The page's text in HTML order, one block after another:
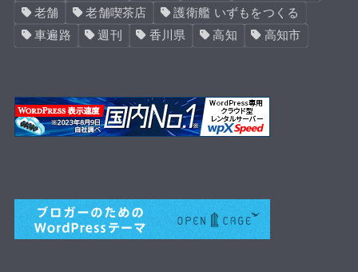
老舗
老舗喫茶店
護衛艦 いずもをつくる
車遍路
週刊 香川県 高知 高知市